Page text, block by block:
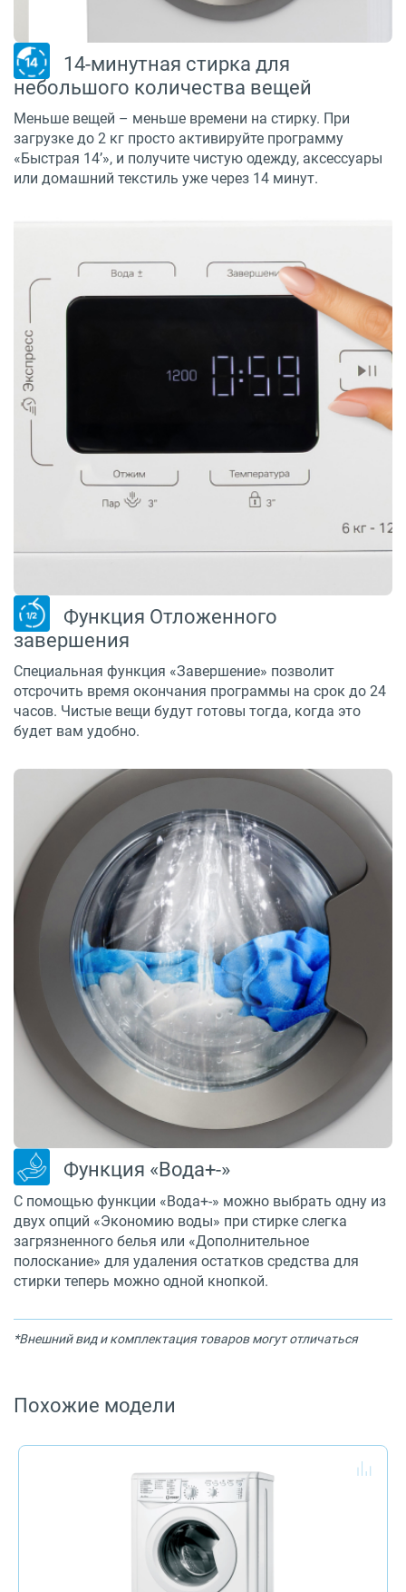
14-минутная стирка для
небольшого количества вещей
Меньше вещей – меньше времени на стирку. При
загрузке до 2 кг просто активируйте программу
«Быстрая 14’», и получите чистую одежду, аксессуары
или домашний текстиль уже через 14 минут.
Функция Отложенного
завершения
Специальная функция «Завершение» позволит
отсрочить время окончания программы на срок до 24
часов. Чистые вещи будут готовы тогда, когда это
будет вам удобно.
Функция «Вода+-»
С помощью функции «Вода+-» можно выбрать одну из
двух опций «Экономию воды» при стирке слегка
загрязненного белья или «Дополнительное
полоскание» для удаления остатков средства для
стирки теперь можно одной кнопкой.
*Внешний вид и комплектация товаров могут отличаться
Похожие модели